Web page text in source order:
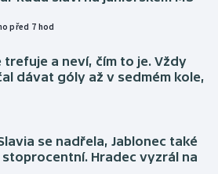
před 7 hod
trefuje a neví, čím to je. Vždy
dávat góly až v sedmém kole,
se nadřela, Jablonec také
Hradec vyzrál na